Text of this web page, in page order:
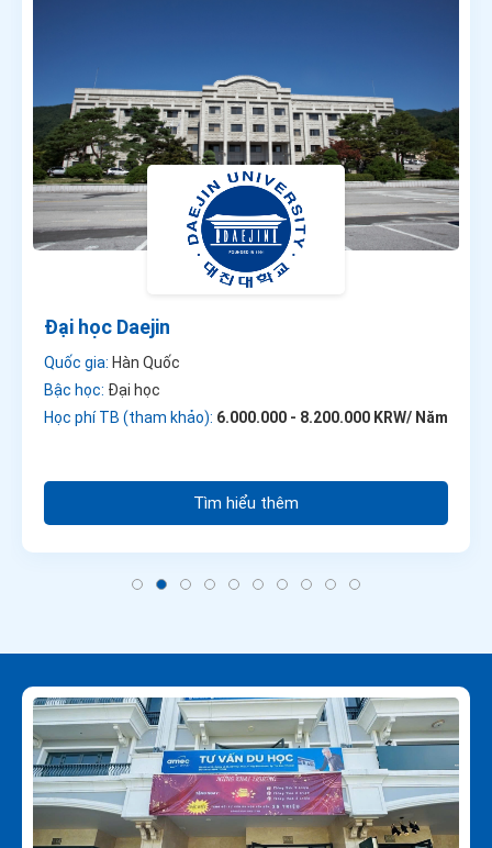
Đại học Daejin
Quốc gia: Hàn Quốc
Bậc học: Đại học
Học phí TB (tham khảo): 6.000.000 - 8.200.000 KRW/ Năm
Tìm hiểu thêm